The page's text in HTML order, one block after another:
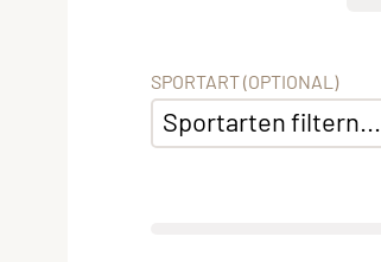
SPORTART (OPTIONAL)
Sportarten filtern...